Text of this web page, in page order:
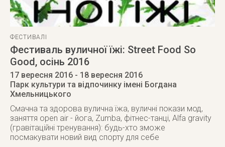
ФЕСТИВАЛІ
Фестиваль вуличної їжі: Street Food So
Good, осінь 2016
17 вересня 2016 - 18 вересня 2016
Парк культури та відпочинку імені Богдана
Хмельницького
Смачна та здорова вулична їжа, вуличні покази мод,
заняття open air - йога, Zumba, фітнес-танці, Alfa gravity
(гравітаційні тренування): будь-хто зможе
посмакувати новий вид спорту для себе